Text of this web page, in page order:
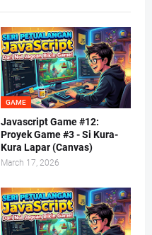
GAME
Javascript Game #12:
Proyek Game #3 - Si Kura-
Kura Lapar (Canvas)
March 17, 2026